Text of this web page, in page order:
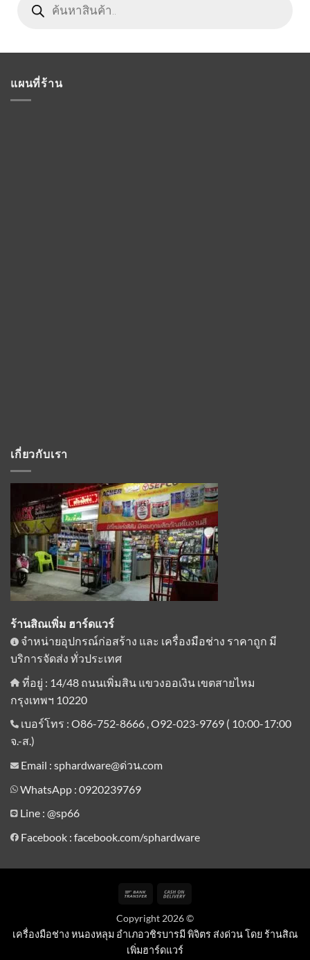
search
แผนที่ร้าน
เกี่ยวกับเรา
ร้านสิณเพิ่ม ฮาร์ดแวร์
จำหน่ายอุปกรณ์ก่อสร้าง และ เครื่องมือช่าง ราคาถูก มี
บริการจัดส่ง ทั่วประเทศ
ที่อยู่ : 14/48 ถนนเพิ่มสิน แขวงออเงิน เขตสายไหม
กรุงเทพฯ 10220
เบอร์โทร : O86-752-8666 , O92-023-9769 ( 10:00-17:00
จ.-ส.)
Email : sphardware@ด่วน.com
WhatsApp : 0920239769
Line : @sp66
Facebook : facebook.com/sphardware
Bank
Delivery
Copyright 2026 ©
เครื่องมือช่าง หนองหลุม อำเภอวชิรบารมี พิจิตร ส่งด่วน โดย ร้านสิณ
เพิ่มฮาร์ดแวร์